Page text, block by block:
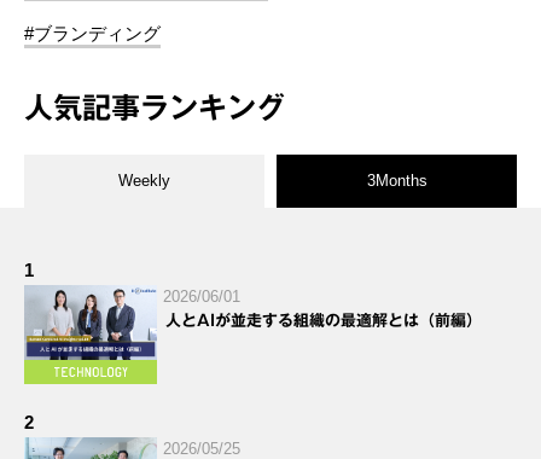
#ブランディング
人気記事ランキング
Weekly 3Months
1
2026/06/01
人とAIが並走する組織の最適解とは（前編）
2
2026/05/25